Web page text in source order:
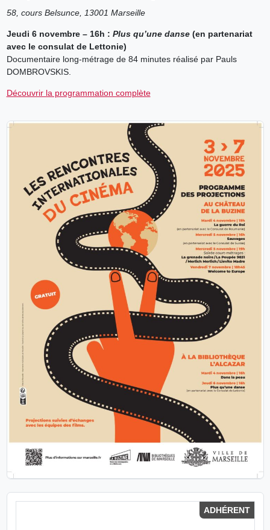
58, cours Belsunce, 13001 Marseille
Jeudi 6 novembre – 16h : Plus qu’une danse(en partenariat
avec le consulat de Lettonie)
Documentaire long-métrage de 84 minutes réalisé par Pauls
DOMBROVSKIS.
Découvrir la programmation complète
ADHÉRENT